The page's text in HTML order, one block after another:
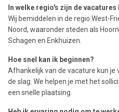
In welke regio's zijn de
Wij bemiddelen in de regio West-
Noord, waaronder steden als
Schagen en Enkhuizen.
Hoe snel kan ik beginnen?
Afhankelijk van de vacature kun je
de slag. We helpen je met het
een snelle plaatsing.